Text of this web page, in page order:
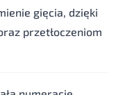
gięcia, dzięki
przetłoczeniom